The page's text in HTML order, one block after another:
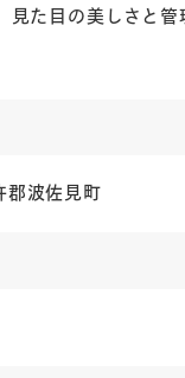
見た目の美しさと管
郡波佐見町